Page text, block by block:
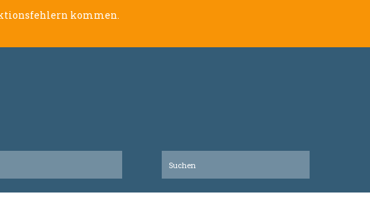
kommen.